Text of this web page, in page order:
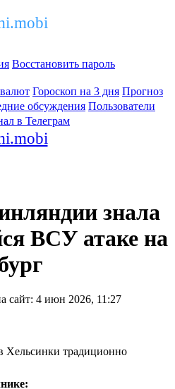
Восстановить пароль
Гороскоп на 3 дня Прогноз
обсуждения Пользователи
в Телеграм
знала
ВСУ атаке на
сайт: 4 июн 2026, 11:27
Хельсинки традиционно